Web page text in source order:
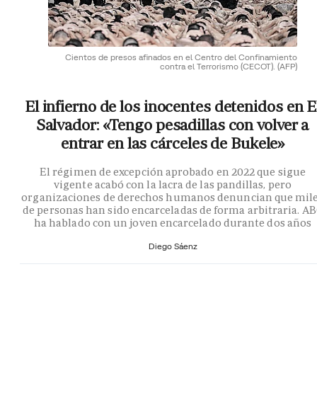
Cientos de presos afinados en el Centro del Confinamiento
contra el Terrorismo (CECOT). (AFP)
El infierno de los inocentes detenidos en
Salvador: «Tengo pesadillas con volver a
entrar en las cárceles de Bukele»
El régimen de excepción aprobado en 2022 que sigue
vigente acabó con la lacra de las pandillas, pero
organizaciones de derechos humanos denuncian que
de personas han sido encarceladas de forma arbitraria.
ha hablado con un joven encarcelado durante dos años
Diego Sáenz